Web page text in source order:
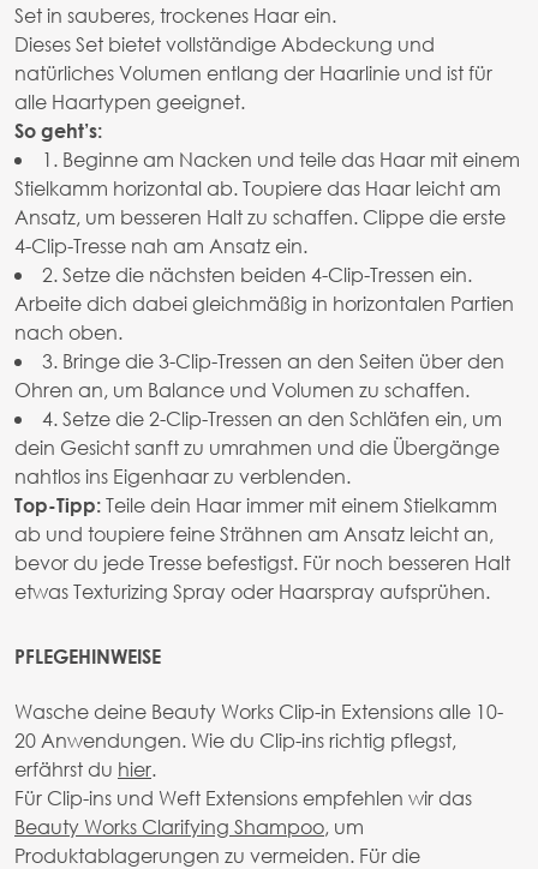
Set in sauberes, trockenes Haar ein.
Dieses Set bietet vollständige Abdeckung und
natürliches Volumen entlang der Haarlinie und ist für
alle Haartypen geeignet.
So geht’s:
1. Beginne am Nacken und teile das Haar mit einem
Stielkamm horizontal ab. Toupiere das Haar leicht am
Ansatz, um besseren Halt zu schaffen. Clippe die erste
4-Clip-Tresse nah am Ansatz ein.
2. Setze die nächsten beiden 4-Clip-Tressen ein.
Arbeite dich dabei gleichmäßig in horizontalen Partien
nach oben.
3. Bringe die 3-Clip-Tressen an den Seiten über den
Ohren an, um Balance und Volumen zu schaffen.
4. Setze die 2-Clip-Tressen an den Schläfen ein, um
dein Gesicht sanft zu umrahmen und die Übergänge
nahtlos ins Eigenhaar zu verblenden.
Top-Tipp: Teile dein Haar immer mit einem Stielkamm
ab und toupiere feine Strähnen am Ansatz leicht an,
bevor du jede Tresse befestigst. Für noch besseren Halt
etwas Texturizing Spray oder Haarspray aufsprühen.
PFLEGEHINWEISE
Wasche deine Beauty Works Clip-in Extensions alle 10-
20 Anwendungen. Wie du Clip-ins richtig pflegst,
erfährst du hier.
Für Clip-ins und Weft Extensions empfehlen wir das
Beauty Works Clarifying Shampoo, um
Produktablagerungen zu vermeiden. Für die